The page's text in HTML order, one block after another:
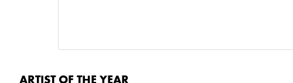
ARTIST OF THE YEAR